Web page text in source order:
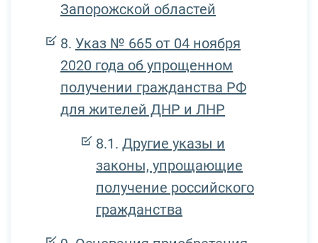
Запорожской областей
Указ № 665 от 04 ноября
2020 года об упрощенном
получении гражданства РФ
для жителей ДНР и ЛНР
Другие указы и
законы, упрощающие
получение российского
гражданства